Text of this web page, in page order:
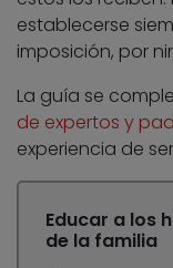
establecerse
imposición, por
La guía se
de expertos y
experiencia de
Educar a los
de la familia